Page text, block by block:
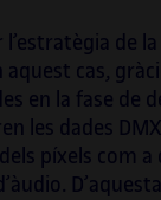
de
aquest cas,
en la fase de
les dades
píxels com a